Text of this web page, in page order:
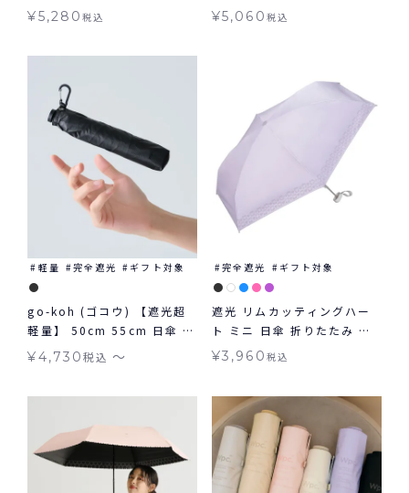
りたたみ 晴雨兼用 ギフト対
¥5,280税込
りたたみ 晴雨兼用 ギフト対
¥5,060 税込
軽量 完全遮光 ギフト対象
go-koh (ゴコウ) 【遮光超
軽量】 50cm 55cm 日傘 折
りたたみ 晴雨兼用 ギフト対
¥4,730税込 〜
完全遮光 ギフト対象
遮光 リムカッティングハー
ト ミニ 日傘 折りたたみ ギ
フト対象 晴雨兼用 Wpc.
¥3,960 税込